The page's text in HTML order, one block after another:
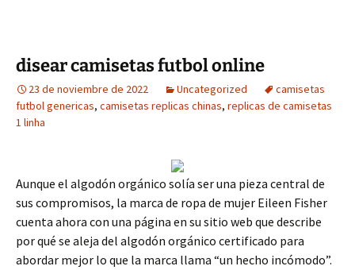
disear camisetas futbol online
23 de noviembre de 2022 Uncategorized
camisetas
futbol genericas, camisetas replicas chinas, replicas de camisetas
1 linha
Aunque el algodón orgánico solía ser una pieza central de
sus compromisos, la marca de ropa de mujer Eileen Fisher
cuenta ahora con una página en su sitio web que describe
por qué se aleja del algodón orgánico certificado para
abordar mejor lo que la marca llama “un hecho incómodo”.